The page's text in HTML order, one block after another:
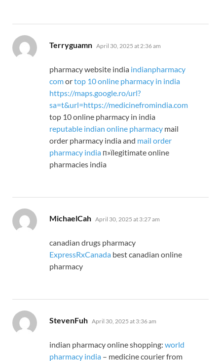
Terryguamn says:
April 30, 2025 at 2:36 am
pharmacy website india indianpharmacy
comortop 10 online pharmacy in india
https://maps.google.ro/url?
sa=t&url=https://medicinefromindia.com
top 10 online pharmacy in india
reputable indian online pharmacy mail
order pharmacy india and mail order
pharmacy india п»їlegitimate online
pharmacies india
MichaelCah says:
April 30, 2025 at 3:27 am
canadian drugs pharmacy
ExpressRxCanada best canadian online
pharmacy
StevenFuh says:
April 30, 2025 at 3:36 am
indian pharmacy online shopping: world
pharmacy india – medicine courier from